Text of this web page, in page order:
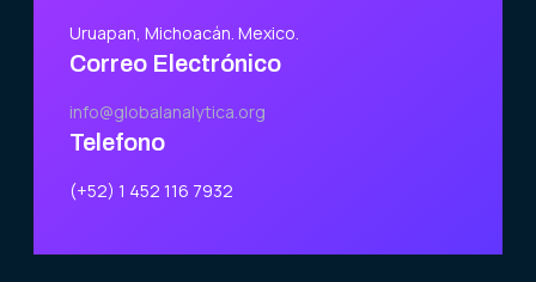
Uruapan, Michoacán. Mexico.
Correo Electrónico
info@globalanalytica.org
Telefono
(+52) 1 452 116 7932